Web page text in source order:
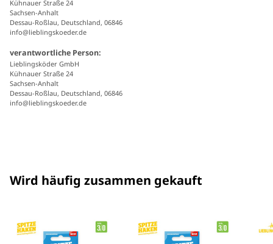
Kühnauer Straße 24
Sachsen-Anhalt
Dessau-Roßlau, Deutschland, 06846
info@lieblingskoeder.de
verantwortliche Person:
Lieblingsköder GmbH
Kühnauer Straße 24
Sachsen-Anhalt
Dessau-Roßlau, Deutschland, 06846
info@lieblingskoeder.de
Wird häufig zusammen gekauft